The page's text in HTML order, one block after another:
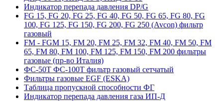
Индикатор перепада давления DP/G
FG 15, FG 20, FG 25, FG 40, FG 50, FG 65, FG 80, FG
100, FG 125, FG 150, FG 200, FG 250 (Avcon) фильтр
газовый
FM - FGM 15, FM 20, FM 25, FM 32, FM 40, FM 50, FM
65, FM 80, FM 100, FM 125, FM 150, FM 200 фильтры
газовые (пр-во Италия)
ФС-50Т ФС-100Т фильтр газовый сетчатый
Фильтры газовые EGF (ESKA)
Таблица пропускной способности ФГ
Индикатор перепада давления газа ИП-Д